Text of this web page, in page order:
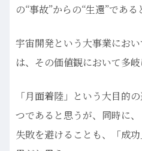
の“事故”からの“生還”である
宇宙開発という大事業にお
は、その価値観において多岐
「月面着陸」という大目的
つであると思うが、同時に
失敗を避けることも、「成